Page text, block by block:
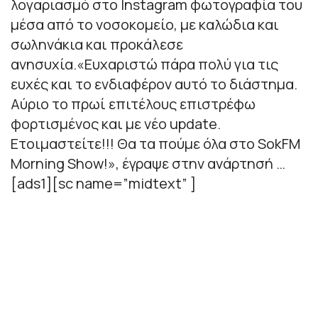
λογαριασμό στο Instagram φωτογραφία του
μέσα από το νοσοκομείο, με καλώδια και
σωληνάκια και προκάλεσε
ανησυχία.«Ευχαριστώ πάρα πολύ για τις
ευχές και το ενδιαφέρον αυτό το διάστημα.
Αύριο το πρωί επιτέλους επιστρέφω
φορτισμένος και με νέο update.
Ετοιμαστείτε!!! Θα τα πούμε όλα στο SokFM
Morning Show!», έγραψε στην ανάρτησή …
[ads1][sc name=”midtext” ]